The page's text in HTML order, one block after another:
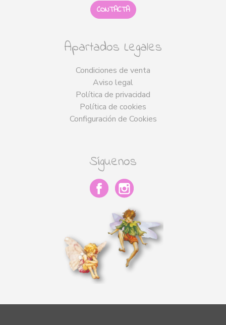
CONTACTA
Apartados Legales
Condiciones de venta
Aviso legal
Política de privacidad
Política de cookies
Configuración de Cookies
Síguenos